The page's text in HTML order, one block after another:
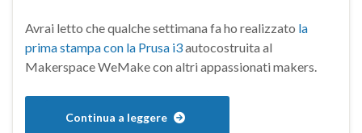
Avrai letto che qualche settimana fa ho realizzato la
prima stampa con la Prusa i3autocostruita al
Makerspace WeMake con altri appassionati makers.
Continua a leggere